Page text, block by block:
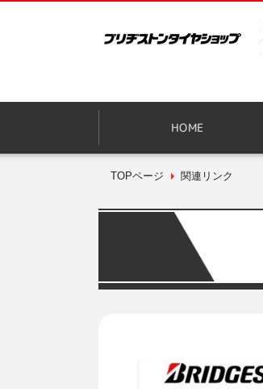
HOME
TOPページ 関連リンク